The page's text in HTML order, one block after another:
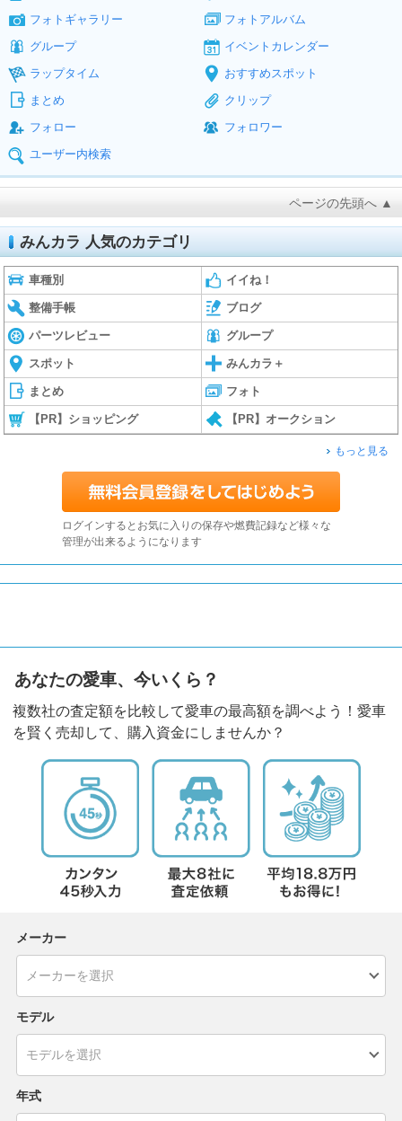
フォトギャラリー
フォトアルバム
グループ
イベントカレンダー
ラップタイム
おすすめスポット
まとめ
クリップ
フォロー
フォロワー
ユーザー内検索
ページの先頭へ ▲
みんカラ 人気のカテゴリ
車種別 イイね！
整備手帳 ブログ
パーツレビュー グループ
スポット みんカラ＋
まとめ フォト
【PR】ショッピング 【PR】オークション
もっと見る
ログインするとお気に入りの保存や燃費記録など様々な
管理が出来るようになります
あなたの愛車、今いくら？
複数社の査定額を比較して愛車の最高額を調べよう！愛車
を賢く売却して、購入資金にしませんか？
メーカー
モデル
年式